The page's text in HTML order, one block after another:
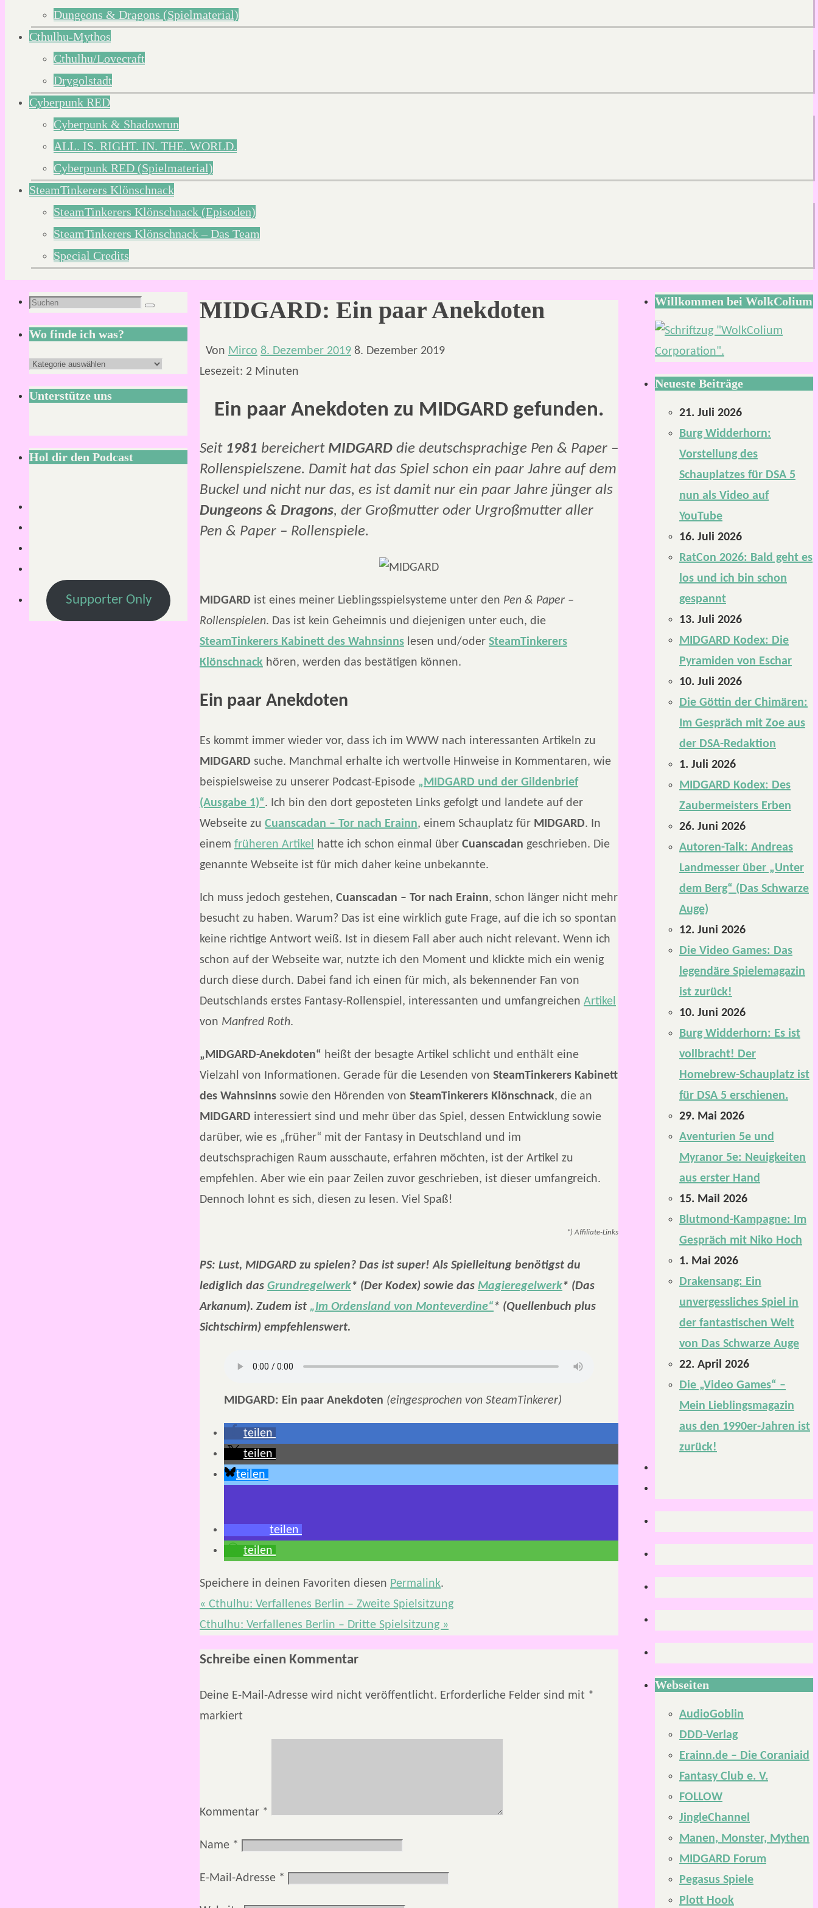
Dungeons & Dragons (Spielmaterial)
Cthulhu-Mythos
Cthulhu/Lovecraft
Drygolstadt
Cyberpunk RED
Cyberpunk & Shadowrun
ALL. IS. RIGHT. IN. THE. WORLD.
Cyberpunk RED (Spielmaterial)
SteamTinkerers Klönschnack
SteamTinkerers Klönschnack (Episoden)
SteamTinkerers Klönschnack – Das Team
Special Credits
MIDGARD: Ein paar Anekdoten
Von Mirco 8. Dezember 2019 8. Dezember 2019
Lesezeit: 2 Minuten
Ein paar Anekdoten zu MIDGARD gefunden.
Seit 1981 bereichert MIDGARD die deutschsprachige Pen & Paper –
Rollenspielszene. Damit hat das Spiel schon ein paar Jahre auf dem
Buckel und nicht nur das, es ist damit nur ein paar Jahre jünger als
Dungeons & Dragons, der Großmutter oder Urgroßmutter aller
Pen & Paper – Rollenspiele.
MIDGARD ist eines meiner Lieblingsspielsysteme unter den Pen & Paper –
Rollenspielen. Das ist kein Geheimnis und diejenigen unter euch, die
SteamTinkerers Kabinett des Wahnsinns lesen und/oder SteamTinkerers
Klönschnack hören, werden das bestätigen können.
Ein paar Anekdoten
Es kommt immer wieder vor, dass ich im WWW nach interessanten Artikeln zu
MIDGARD suche. Manchmal erhalte ich wertvolle Hinweise in Kommentaren, wie
beispielsweise zu unserer Podcast-Episode „MIDGARD und der Gildenbrief
(Ausgabe 1)“. Ich bin den dort geposteten Links gefolgt und landete auf der
Webseite zu Cuanscadan – Tor nach Erainn, einem Schauplatz für MIDGARD. In
einem früheren Artikel hatte ich schon einmal über Cuanscadan geschrieben. Die
genannte Webseite ist für mich daher keine unbekannte.
Ich muss jedoch gestehen, Cuanscadan – Tor nach Erainn, schon länger nicht mehr
besucht zu haben. Warum? Das ist eine wirklich gute Frage, auf die ich so spontan
keine richtige Antwort weiß. Ist in diesem Fall aber auch nicht relevant. Wenn ich
schon auf der Webseite war, nutzte ich den Moment und klickte mich ein wenig
durch diese durch. Dabei fand ich einen für mich, als bekennender Fan von
Deutschlands erstes Fantasy-Rollenspiel, interessanten und umfangreichen Artikel
von Manfred Roth.
„MIDGARD-Anekdoten“ heißt der besagte Artikel schlicht und enthält eine
Vielzahl von Informationen. Gerade für die Lesenden von SteamTinkerers Kabinett
des Wahnsinns sowie den Hörenden von SteamTinkerers Klönschnack, die an
MIDGARD interessiert sind und mehr über das Spiel, dessen Entwicklung sowie
darüber, wie es „früher“ mit der Fantasy in Deutschland und im
deutschsprachigen Raum ausschaute, erfahren möchten, ist der Artikel zu
empfehlen. Aber wie ein paar Zeilen zuvor geschrieben, ist dieser umfangreich.
Dennoch lohnt es sich, diesen zu lesen. Viel Spaß!
*) Affiliate-Links
PS: Lust, MIDGARD zu spielen? Das ist super! Als Spielleitung benötigst du
lediglich das Grundregelwerk* (Der Kodex) sowie das Magieregelwerk* (Das
Arkanum). Zudem ist „Im Ordensland von Monteverdine“ * (Quellenbuch plus
Sichtschirm) empfehlenswert.
MIDGARD: Ein paar Anekdoten (eingesprochen von SteamTinkerer)
teilen
teilen
teilen
teilen
teilen
Speichere in deinen Favoriten diesen Permalink.
« Cthulhu: Verfallenes Berlin – Zweite Spielsitzung
Cthulhu: Verfallenes Berlin – Dritte Spielsitzung »
Schreibe einen Kommentar
Deine E-Mail-Adresse wird nicht veröffentlicht. Erforderliche Felder sind mit *
markiert
Kommentar *
Name *
E-Mail-Adresse *
Suchen
nach:
Suchen
Wo finde ich was?
Wo
finde
ich
Unterstütze uns
Hol dir den Podcast
Supporter Only
Willkommen bei WolkColium
Neueste Beiträge
21. Juli 2026
Burg Widderhorn:
Vorstellung des
Schauplatzes für DSA 5
nun als Video auf
YouTube
16. Juli 2026
RatCon 2026: Bald geht es
los und ich bin schon
gespannt
13. Juli 2026
MIDGARD Kodex: Die
Pyramiden von Eschar
10. Juli 2026
Die Göttin der Chimären:
Im Gespräch mit Zoe aus
der DSA-Redaktion
1. Juli 2026
MIDGARD Kodex: Des
Zaubermeisters Erben
26. Juni 2026
Autoren-Talk: Andreas
Landmesser über „Unter
dem Berg“ (Das Schwarze
Auge)
12. Juni 2026
Die Video Games: Das
legendäre Spielemagazin
ist zurück!
10. Juni 2026
Burg Widderhorn: Es ist
vollbracht! Der
Homebrew-Schauplatz ist
für DSA 5 erschienen.
29. Mai 2026
Aventurien 5e und
Myranor 5e: Neuigkeiten
aus erster Hand
15. Mail 2026
Blutmond-Kampagne: Im
Gespräch mit Niko Hoch
1. Mai 2026
Drakensang: Ein
unvergessliches Spiel in
der fantastischen Welt
von Das Schwarze Auge
22. April 2026
Die „Video Games“ –
Mein Lieblingsmagazin
aus den 1990er-Jahren ist
zurück!
Webseiten
AudioGoblin
DDD-Verlag
Erainn.de – Die Coraniaid
Fantasy Club e. V.
FOLLOW
JingleChannel
Manen, Monster, Mythen
MIDGARD Forum
Pegasus Spiele
Plott Hook